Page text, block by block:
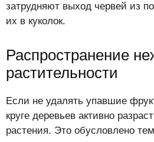
затрудняют выход червей из
их в куколок.
Распространение
растительности
Если не удалять упавшие
круге деревьев активно
растения. Это обусловлено